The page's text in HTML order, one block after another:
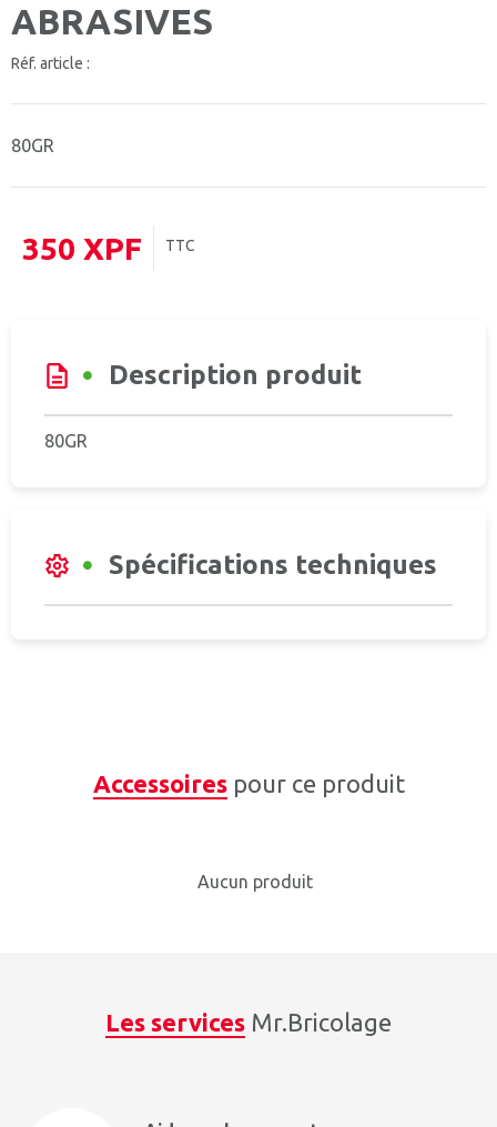
ABRASIVES
Réf. article :
80GR
350 XPF TTC
Description produit
80GR
Spécifications techniques
Accessoirespour ce produit
Aucun produit
Les services Mr.Bricolage